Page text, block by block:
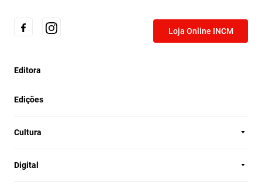
Loja Online INCM
Editora
Edições
Cultura
Digital